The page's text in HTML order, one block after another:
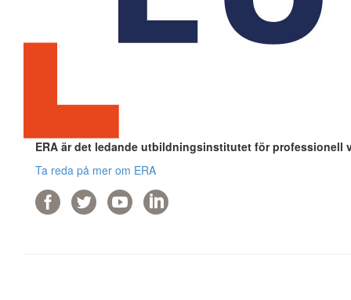
ERA är det ledande utbildningsinstitutet för professionell
Ta reda på mer om ERA